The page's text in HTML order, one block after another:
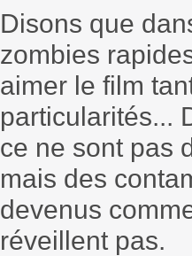
Disons que
zombies
aimer le film
particularités...
ce ne sont pas
mais des
devenus
réveillent pas.